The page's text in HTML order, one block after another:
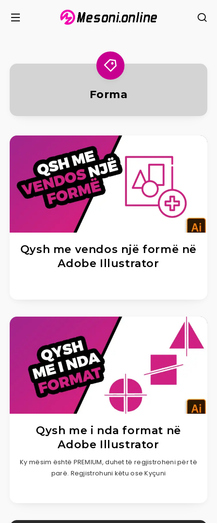
Forma
Qysh me vendos një formë në
Adobe Illustrator
Qysh me i nda format në
Adobe Illustrator
Ky mësim është PREMIUM, duhet të regjistroheni për të
parë. Regjistrohuni këtu ose Kyçuni